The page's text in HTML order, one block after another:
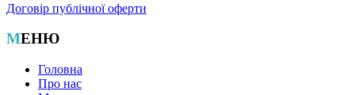
Договір публічної оферти
МЕНЮ
Головна
Про нас